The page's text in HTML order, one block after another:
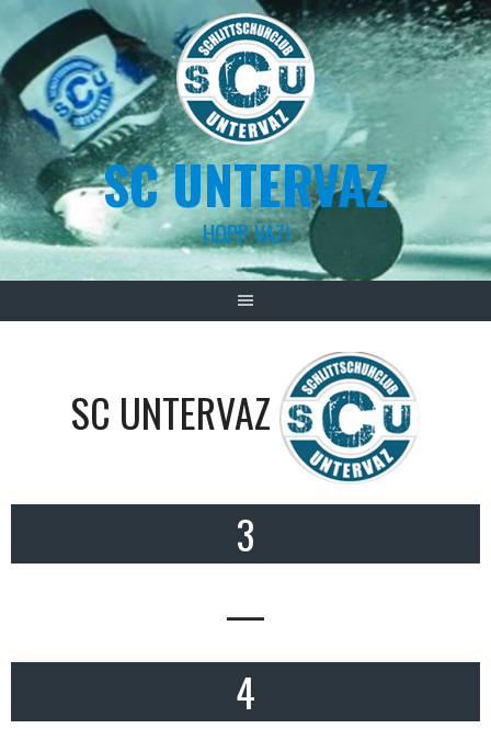
Skip
to
content
SC UNTERVAZ
HOPP VAZ!
SC UNTERVAZ
3
—
4